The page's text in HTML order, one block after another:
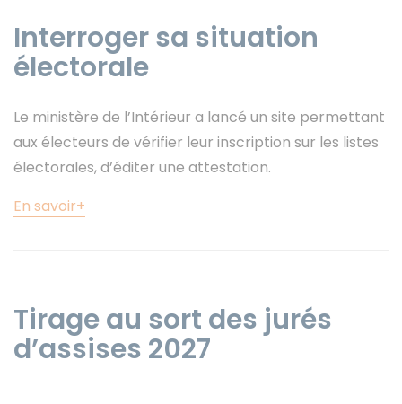
Interroger sa situation
électorale
Le ministère de l’Intérieur a lancé un site permettant
aux électeurs de vérifier leur inscription sur les listes
électorales, d’éditer une attestation.
En savoir+
Tirage au sort des jurés
d’assises 2027